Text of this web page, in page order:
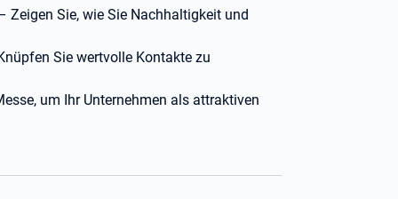
Sie, wie Sie Nachhaltigkeit und
Sie wertvolle Kontakte zu
um Ihr Unternehmen als attraktiven